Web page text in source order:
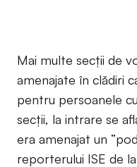
Mai multe secții de
amenajate în clădiri
pentru persoanele
secții, la intrare se
era amenajat un
reporterului ISE de